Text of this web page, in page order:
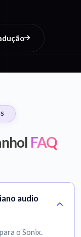
FAQ
audio
o Sonix.